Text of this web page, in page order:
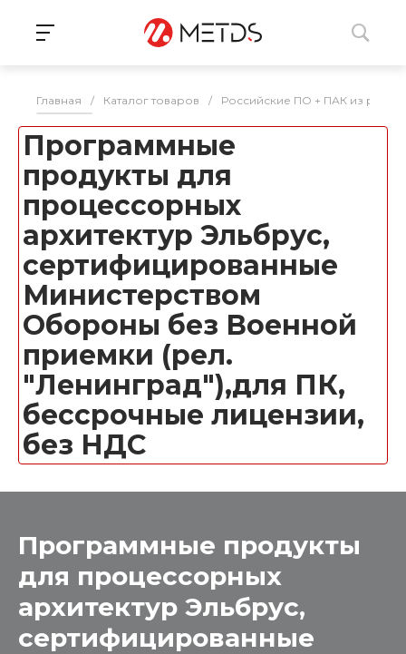
Главная / Каталог товаров / Российские ПО + ПАК из
Программные
продукты для
процессорных
архитектур Эльбрус,
сертифицированные
Министерством
Обороны без Военной
приемки (рел.
"Ленинград"),для ПК,
бессрочные лицензии,
без НДС
Программные продукты
для процессорных
архитектур Эльбрус,
сертифицированные